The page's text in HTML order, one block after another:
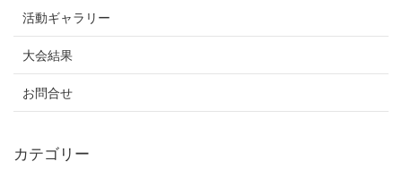
活動ギャラリー
大会結果
お問合せ
カテゴリー